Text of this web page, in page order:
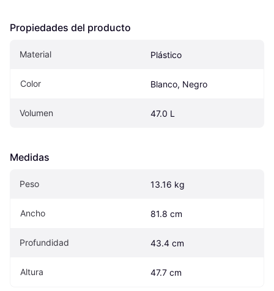
Propiedades del producto
Material Plástico
Color Blanco, Negro
Volumen 47.0 L
Medidas
Peso 13.16 kg
Ancho 81.8 cm
Profundidad 43.4 cm
Altura 47.7 cm